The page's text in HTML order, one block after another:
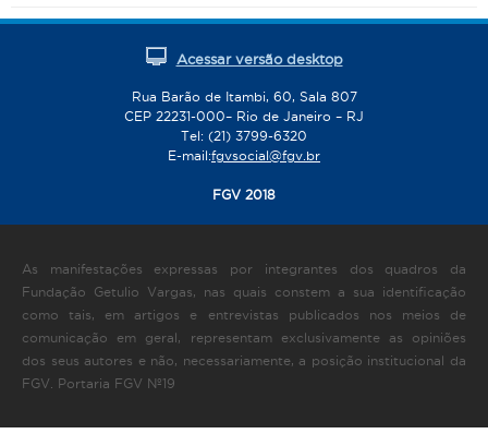
Acessar versão desktop
Rua Barão de Itambi, 60, Sala 807
CEP 22231-000– Rio de Janeiro – RJ
Tel: (21) 3799-6320
E-mail:fgvsocial@fgv.br
FGV 2018
As manifestações expressas por integrantes dos quadros da
Fundação Getulio Vargas, nas quais constem a sua identificação
como tais, em artigos e entrevistas publicados nos meios de
comunicação em geral, representam exclusivamente as opiniões
dos seus autores e não, necessariamente, a posição institucional da
FGV. Portaria FGV Nº19